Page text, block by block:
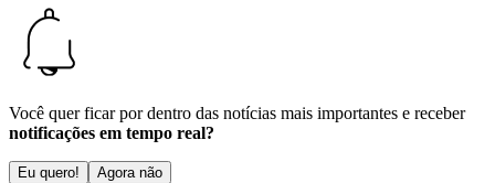
Você quer ficar por dentro das notícias mais importantes e receber
notificações em tempo real?
Eu quero! Agora não